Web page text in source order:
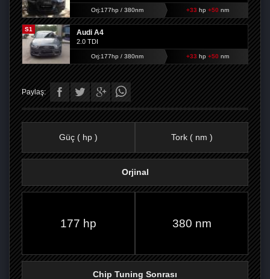
Orj:177hp / 380nm +33 hp +50 nm
S1 Audi A4
2.0 TDI
Orj:177hp / 380nm +33 hp +50 nm
Paylaş:
Güç ( hp ) Tork ( nm )
Orjinal
177 hp 380 nm
Chip Tuning Sonrası